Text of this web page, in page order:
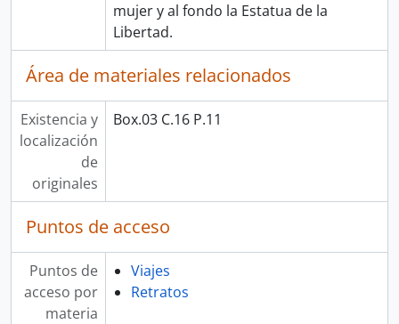
mujer y al fondo la Estatua de la
Libertad.
Área de materiales relacionados
Existencia y
localización
de
originales
Box.03 C.16 P.11
Puntos de acceso
Puntos de
acceso por
materia
Viajes
Retratos